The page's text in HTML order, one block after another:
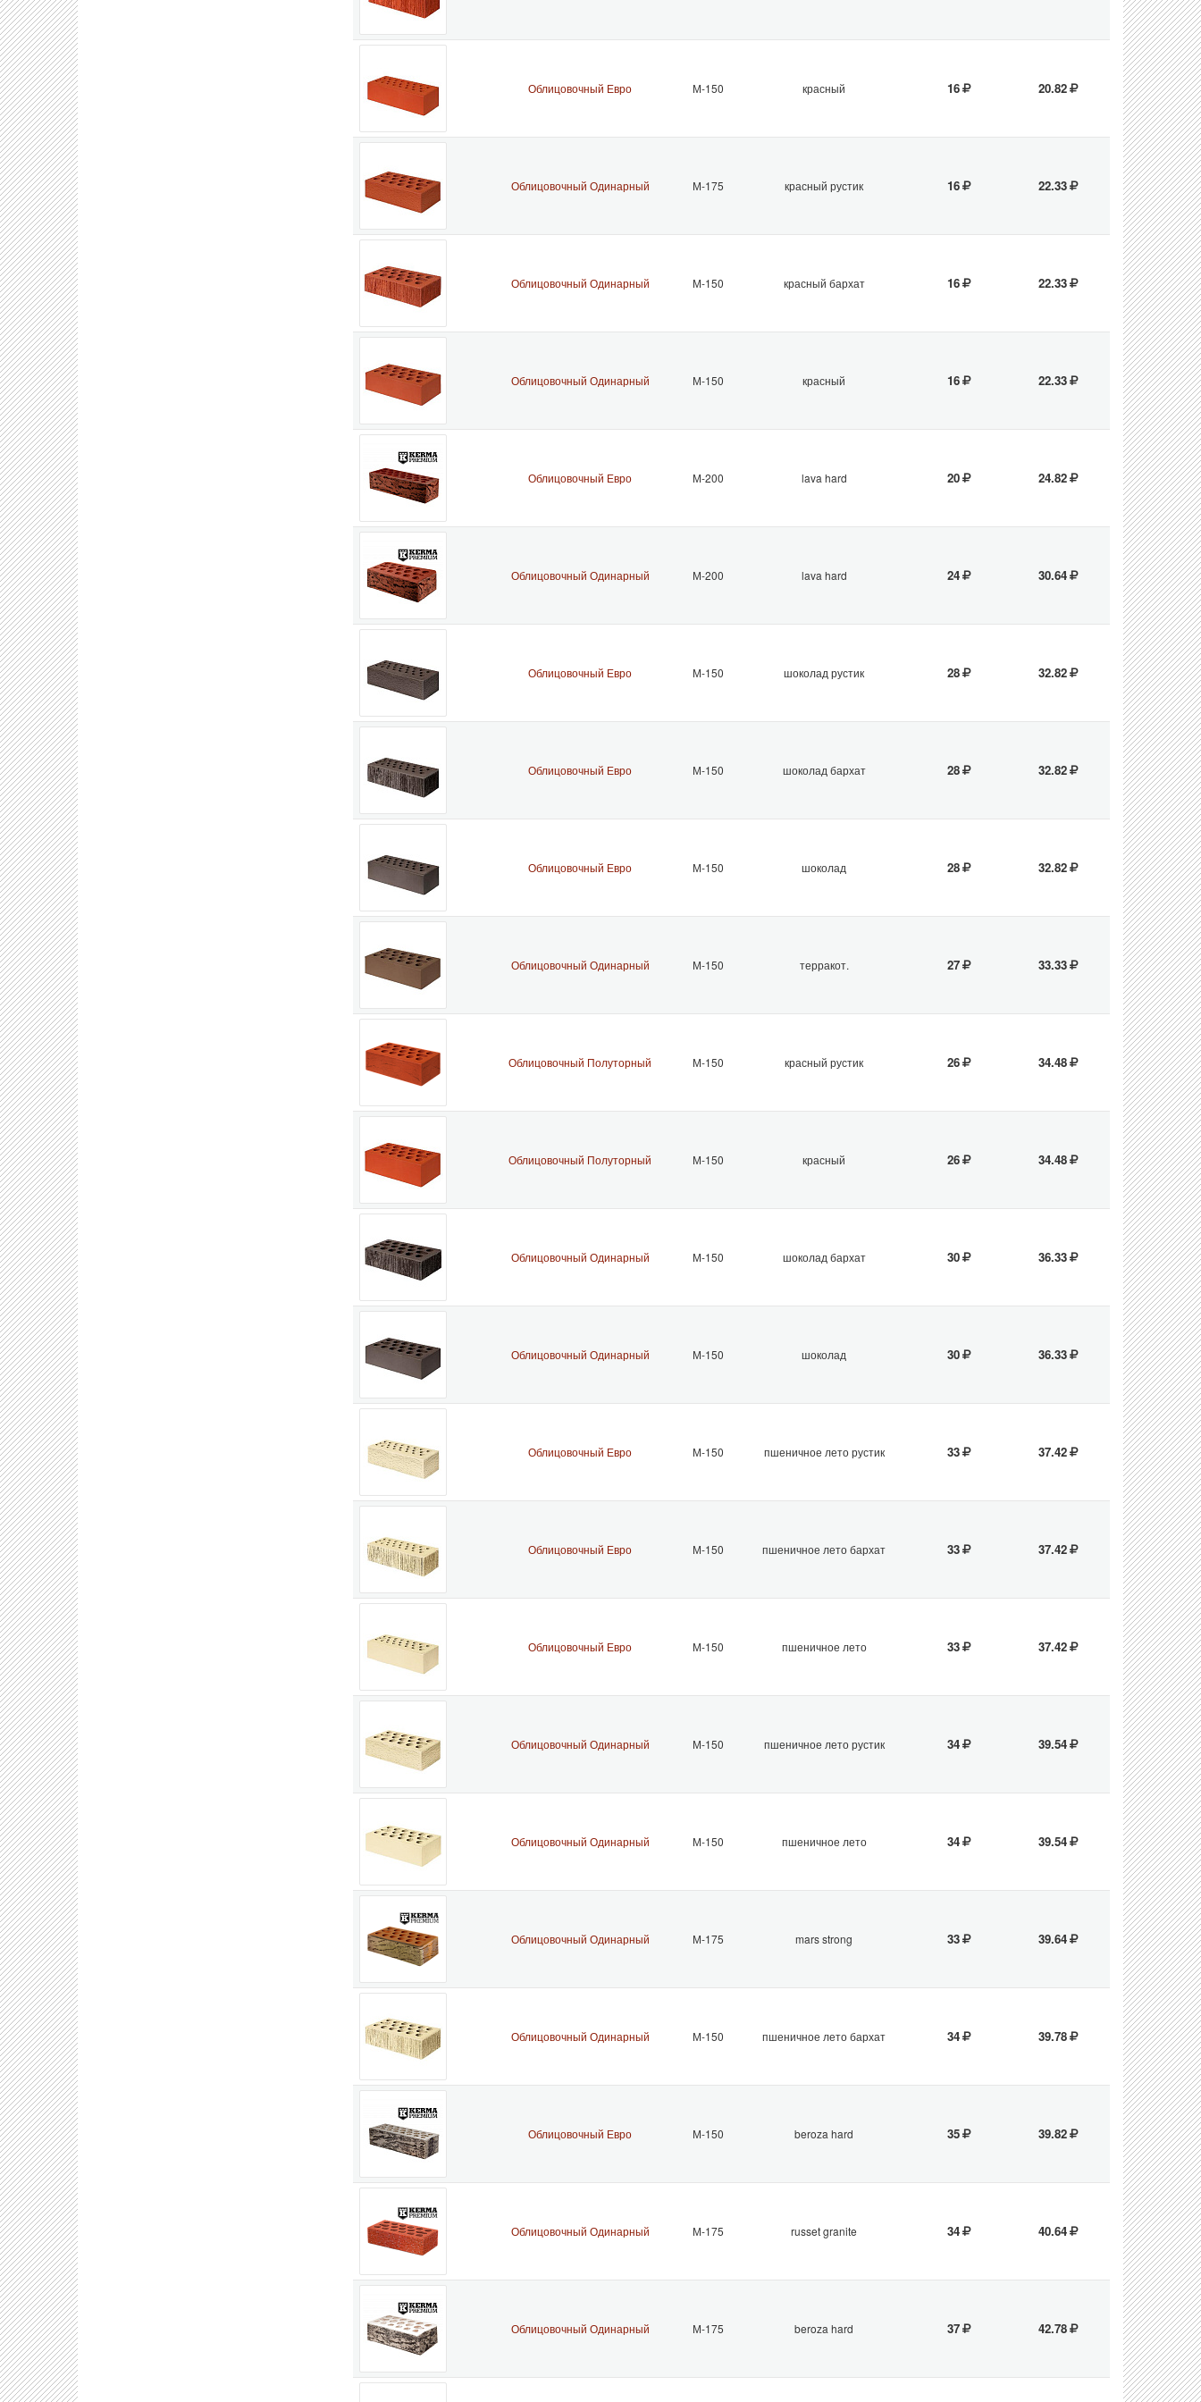
География поставок завода охватывает всю Россию и страны ближнего зарубежья.
Завод Керма является ассоциируемым членом Нижегородской Областной Организации Союза Архитекторов России.
В 2015 г. предприятие вошло в состав Ассоциации производителей керамических материалов России.
Помимо этого «Керма» является членом объединенной ГК «Кирпичная компания».
«Комбинат «Строма» (г. Брянск) и в АО «Керма» (г. Нижний Новгород).
Совокупный объем производства достиг отметки в 100 миллионов усл.шт.кирпича ежегодно.
Продукция завода Керма активно используется во всех основных сферах строительства.
Облицовочный Евро М-150 красный 16 20.82
Облицовочный Одинарный М-175 красный рустик 16 22.33
Облицовочный Одинарный М-150 красный бархат 16 22.33
Облицовочный Одинарный М-150 красный 16 22.33
Облицовочный Евро М-200 lava hard 20 24.82
Облицовочный Одинарный М-200 lava hard 24 30.64
Облицовочный Евро М-150 шоколад рустик 28 32.82
Облицовочный Евро М-150 шоколад бархат 28 32.82
Облицовочный Евро М-150 шоколад 28 32.82
Облицовочный Одинарный М-150 терракот. 27 33.33
Облицовочный Полуторный М-150 красный рустик 26 34.48
Облицовочный Полуторный М-150 красный 26 34.48
Облицовочный Одинарный М-150 шоколад бархат 30 36.33
Облицовочный Одинарный М-150 шоколад 30 36.33
Облицовочный Евро М-150 пшеничное лето рустик 33 37.42
Облицовочный Евро М-150 пшеничное лето бархат 33 37.42
Облицовочный Евро М-150 пшеничное лето 33 37.42
Облицовочный Одинарный М-150 пшеничное лето рустик 34 39.54
Облицовочный Одинарный М-150 пшеничное лето 34 39.54
Облицовочный Одинарный М-175 mars strong 33 39.64
Облицовочный Одинарный М-150 пшеничное лето бархат 34 39.78
Облицовочный Евро М-150 beroza hard 35 39.82
Облицовочный Одинарный М-175 russet granite 34 40.64
Облицовочный Одинарный М-175 beroza hard 37 42.78